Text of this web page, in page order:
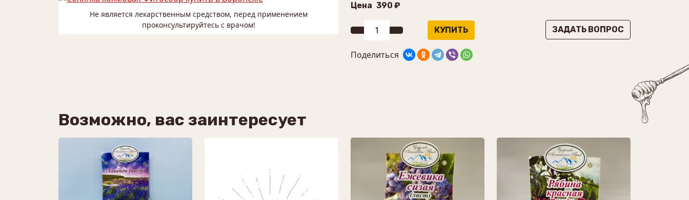
Не является лекарственным средством, перед применением
проконсультируйтесь с врачом!
Цена 390 ₽
ЗАДАТЬ ВОПРОС
Поделиться
Возможно, вас заинтересует